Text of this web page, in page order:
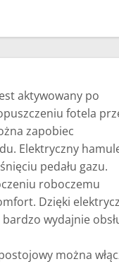
aktywowany po
fotela
zapobiec
Elektryczny
pedału gazu.
roboczemu
Dzięki
wydajnie
można